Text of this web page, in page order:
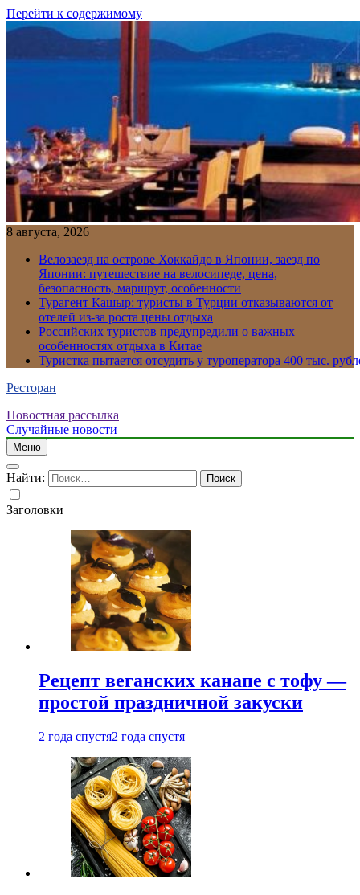
Перейти к содержимому
8 августа, 2026
Велозаезд на острове Хоккайдо в Японии, заезд по
Японии: путешествие на велосипеде, цена,
безопасность, маршрут, особенности
Турагент Кашыр: туристы в Турции отказываются от
отелей из-за роста цены отдыха
Российских туристов предупредили о важных
особенностях отдыха в Китае
Туристка пытается отсудить у туроператора 400 тыс.
Ресторан
Новостная рассылка
Случайные новости
Меню
Найти:
Заголовки
Рецепт веганских канапе с тофу —
простой праздничной закуски
2 года спустя2 года спустя